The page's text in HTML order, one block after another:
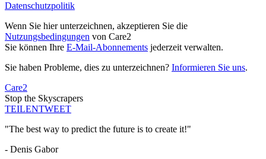
Datenschutzpolitik
Wenn Sie hier unterzeichnen, akzeptieren Sie die
Nutzungsbedingungen von Care2
Sie können Ihre E-Mail-Abonnements jederzeit verwalten.
Sie haben Probleme, dies zu unterzeichnen? Informieren Sie uns.
Care2
Stop the Skyscrapers
TEILENTWEET
"The best way to predict the future is to create it!"
- Denis Gabor